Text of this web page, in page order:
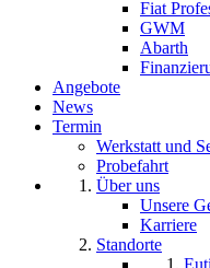
Fiat
GWM
Abarth
Angebote
News
Termin
Werkstatt und
Probefahrt
Über uns
Unsere
Karriere
Standorte